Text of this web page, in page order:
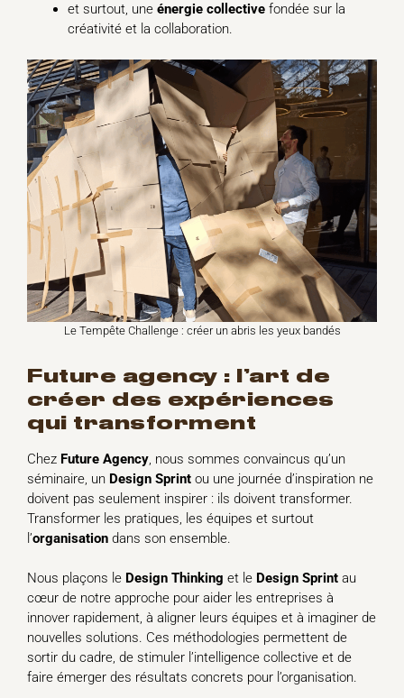
et surtout, une énergie collective fondée sur la
créativité et la collaboration.
Le Tempête Challenge : créer un abris les yeux bandés
future agency : l’art de
créer des expériences
qui transforment
Chez Future Agency, nous sommes convaincus qu’un
séminaire, un Design Sprint ou une journée d’inspiration ne
doivent pas seulement inspirer : ils doivent transformer.
Transformer les pratiques, les équipes et surtout
l’organisation dans son ensemble.
Nous plaçons le Design Thinking et le Design Sprint au
cœur de notre approche pour aider les entreprises à
innover rapidement, à aligner leurs équipes et à imaginer de
nouvelles solutions. Ces méthodologies permettent de
sortir du cadre, de stimuler l’intelligence collective et de
faire émerger des résultats concrets pour l’organisation.